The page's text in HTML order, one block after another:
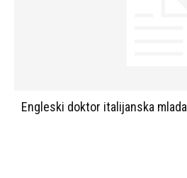
Engleski doktor italijanska mlada